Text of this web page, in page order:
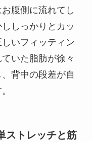
腹側に流れてし
しっかりとカッ
いフィッティン
いた脂肪が徐々
背中の段差が自
ストレッチと筋